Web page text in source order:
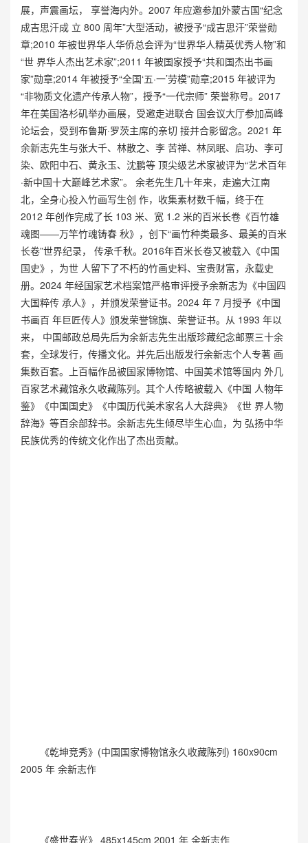
展，声震画坛， 享誉海内外。2007 年应邀参加外蒙古国“纪念
成吉思汗成 立 800 周年”大型活动，被授予“成吉思汗”荣誉勋
章;2010 年被世界华人华侨总会评为“世界华人精英优秀人物”和
“世 界华人杰出艺术家”;2011 年被国家授予“共和国杰出书画
家”勋章;2014 年被授予“全国‘五·一’劳模”勋章;2015 年被评为
“非物质文化遗产传承人物”，授予“一代宗师” 荣誉称号。2017
年在美国洛杉矶举办画展，受邀走进联合 国会议大厅参加高峰
论坛会，受到布鲁斯·罗茨主席的亲切 接并合影留念。2021 年
余新志先生与张大千、林散之、李 苦禅、林凤眠、启功、李可
染、欧阳中石、黄永玉、沈鹏等 顶尖级艺术家被评为“艺术百年
·新中国十大巅峰艺术家”。 余老先生几十年来，走遍大江南
北，全身心投入竹画写生创 作，收集素材数千幅，终于在
2012 年创作完成了长 103 米、宽 1.2 米的百米长卷《百竹雄
魂图——万竿竹魂铸春 秋》，创下“画竹种类最多、最美的百米
长卷”世界纪录， 传承千秋。2016年百米长卷又被载入《中国
国史》，为世 人留下了不朽的竹画史料、宝贵财富，永载史
册。2024 年经国家艺术档案馆严格审评授予余新志为《中国四
大国粹传 承人》，并颁发荣誉证书。2024 年 7 月授予《中国
书画百 年巨匠传人》颁发荣誉锦旗、荣誉证书。从 1993 年以
来， 中国邮政总局先后为余新志先生出版珍藏纪念邮票三十余
套，全球发行，传播文化。并先后出版发行余新志个人专著 画
集数百套。上百幅作品被国家博物馆、中国美术馆等国内 外几
百家艺术藏馆永久收藏陈列。其个人传略被载入《中国 人物年
鉴》《中国国史》《中国历代美术家名人大辞典》《世 界人物
辞海》等百余部辞书。余新志先生倾尽毕生心血，为 弘扬中华
民族优秀的传统文化作出了杰出贡献。
《乾坤竞秀》(中国国家博物馆永久收藏陈列) 160x90cm
2005 年 余新志作
《盛世春光》 485x145cm 2001 年 余新志作